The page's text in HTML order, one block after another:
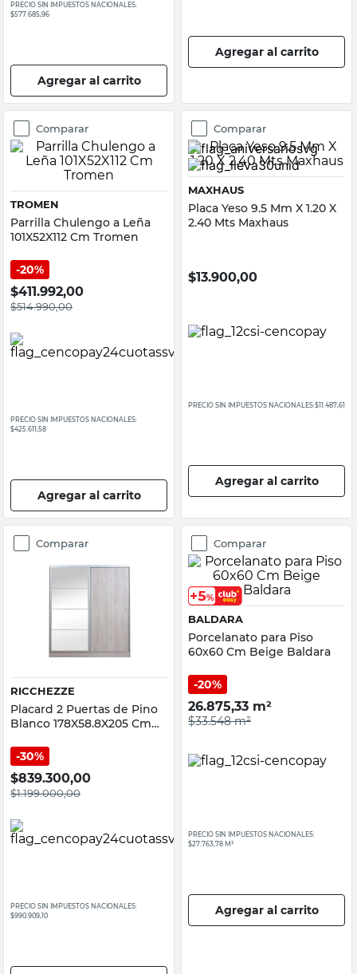
PRECIO SIN IMPUESTOS NACIONALES:
$577.685,96
Agregar al carrito
Agregar al carrito
Comparar
TROMEN
Parrilla Chulengo a Leña
101X52X112 Cm Tromen
20%
$411.992,00
$514.990,00
PRECIO SIN IMPUESTOS NACIONALES:
$425.611,58
Agregar al carrito
Comparar
MAXHAUS
Placa Yeso 9.5 Mm X 1.20 X
2.40 Mts Maxhaus
$13.900,00
PRECIO SIN IMPUESTOS NACIONALES:$11.487,61
Agregar al carrito
Comparar
RICCHEZZE
Placard 2 Puertas de Pino
Blanco 178X58.8X205 Cm
30%
$839.300,00
$1.199.000,00
PRECIO SIN IMPUESTOS NACIONALES:
$990.909,10
Comparar
BALDARA
Porcelanato para Piso
60x60 Cm Beige Baldara
20%
26.875,33 m²
$33.548m²
PRECIO SIN IMPUESTOS NACIONALES:
$27.763,78 M²
Agregar al carrito